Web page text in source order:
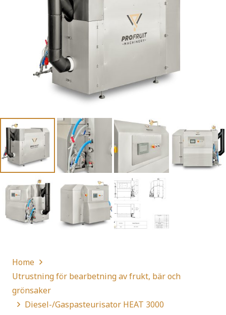
Home
Utrustning för bearbetning av frukt, bär och
grönsaker
Diesel-/Gaspasteurisator HEAT 3000